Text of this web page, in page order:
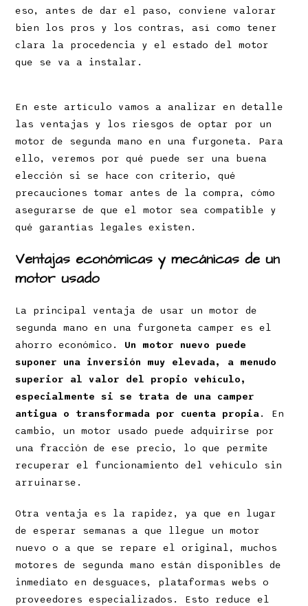
eso, antes de dar el paso, conviene valorar
bien los pros y los contras, así como tener
clara la procedencia y el estado del motor
que se va a instalar.
En este artículo vamos a analizar en detalle
las ventajas y los riesgos de optar por un
motor de segunda mano en una furgoneta. Para
ello, veremos por qué puede ser una buena
elección si se hace con criterio, qué
precauciones tomar antes de la compra, cómo
asegurarse de que el motor sea compatible y
qué garantías legales existen.
Ventajas económicas y mecánicas de un
motor usado
La principal ventaja de usar un motor de
segunda mano en una furgoneta camper es el
ahorro económico. Un motor nuevo puede
suponer una inversión muy elevada, a menudo
superior al valor del propio vehículo,
especialmente si se trata de una camper
antigua o transformada por cuenta propia. En
cambio, un motor usado puede adquirirse por
una fracción de ese precio, lo que permite
recuperar el funcionamiento del vehículo sin
arruinarse.
Otra ventaja es la rapidez, ya que en lugar
de esperar semanas a que llegue un motor
nuevo o a que se repare el original, muchos
motores de segunda mano están disponibles de
inmediato en desguaces, plataformas webs o
proveedores especializados. Esto reduce el